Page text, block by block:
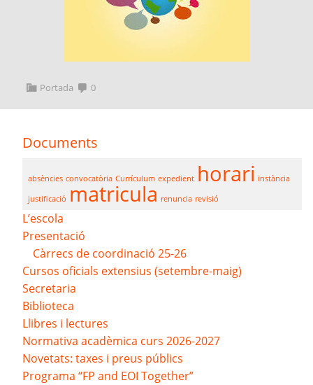
Portada 0
Documents
absències convocatòria Currículum expedient horari instància
justificació matricula renuncia revisió
L’escola
Presentació
Càrrecs de coordinació 25-26
Cursos oficials extensius (setembre-maig)
Secretaria
Biblioteca
Llibres i lectures
Normativa acadèmica curs 2026-2027
Novetats: taxes i preus públics
Programa “FP and EOI Together”